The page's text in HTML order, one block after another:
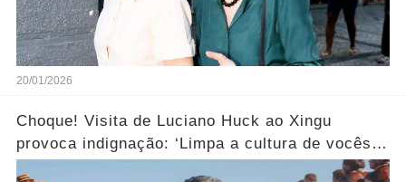
20/01/2026
Choque! Visita de Luciano Huck ao Xingu
provoca indignação: ‘Limpa a cultura de vocês